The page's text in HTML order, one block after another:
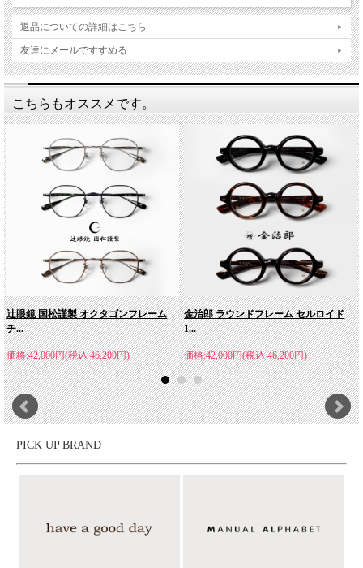
返品についての詳細はこちら
友達にメールですすめる
こちらもオススメです。
辻眼鏡 国松謹製 オクタゴンフレーム
チ...
価格:42,000円(税込 46,200円)
金治郎 ラウンドフレーム セルロイド
1...
価格:42,000円(税込 46,200円)
PICK UP BRAND